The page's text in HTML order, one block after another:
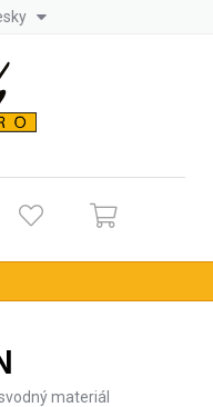
materiál